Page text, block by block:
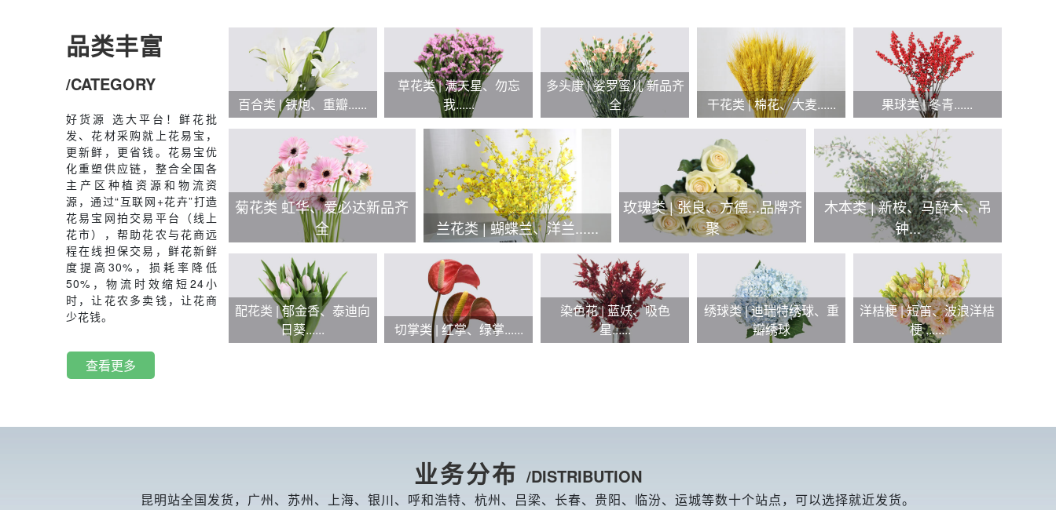
品类丰富
/CATEGORY
好货源 选大平台！鲜花批
发、花材采购就上花易宝，
更新鲜，更省钱。花易宝优
化重塑供应链，整合全国各
主产区种植资源和物流资
源，通过“互联网+花卉”打造
花易宝网拍交易平台（线上
花市），帮助花农与花商远
程在线担保交易，鲜花新鲜
度提高30%，损耗率降低
50%，物流时效缩短24小
时，让花农多卖钱，让花商
少花钱。
查看更多
百合类 | 铁炮、重瓣......
草花类 | 满天星、勿忘
我......
多头康 | 娑罗蜜儿 新品齐
全
干花类 | 棉花、大麦...... 果球类 | 冬青......
菊花类 虹华、爱必达新品齐
全
兰花类 | 蝴蝶兰、洋兰......
玫瑰类 | 张良、方德...品牌齐
聚
木本类 | 新桉、马醉木、吊
钟...
配花类 | 郁金香、泰迪向
日葵......
切掌类 | 红掌、绿掌......
染色花 | 蓝妖、吸色
星......
绣球类 | 迪瑞特绣球、重
瓣绣球
洋桔梗 | 短笛、波浪洋桔
梗 ......
业务分布 /DISTRIBUTION
昆明站全国发货，广州、苏州、上海、银川、呼和浩特、杭州、吕梁、长春、贵阳、临汾、运城等数十个站点，可以选择就近发货。